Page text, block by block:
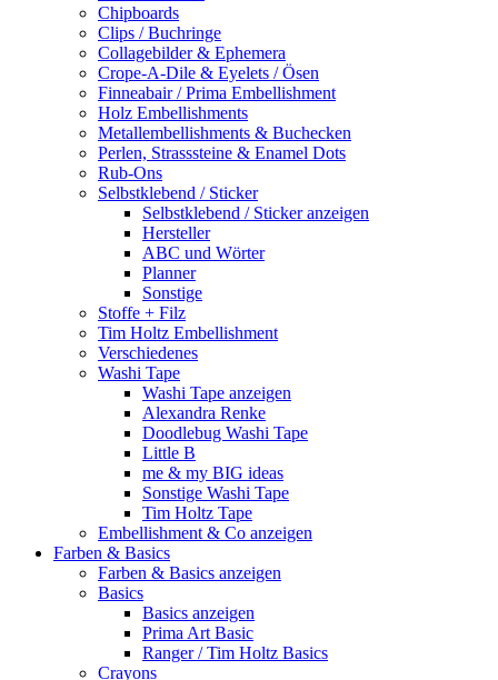
Chipboards
Clips / Buchringe
Collagebilder & Ephemera
Crope-A-Dile & Eyelets / Ösen
Finneabair / Prima Embellishment
Holz Embellishments
Metallembellishments & Buchecken
Perlen, Strasssteine & Enamel Dots
Rub-Ons
Selbstklebend / Sticker
Selbstklebend / Sticker anzeigen
Hersteller
ABC und Wörter
Planner
Sonstige
Stoffe + Filz
Tim Holtz Embellishment
Verschiedenes
Washi Tape
Washi Tape anzeigen
Alexandra Renke
Doodlebug Washi Tape
Little B
me & my BIG ideas
Sonstige Washi Tape
Tim Holtz Tape
Embellishment & Co anzeigen
Farben & Basics
Farben & Basics anzeigen
Basics
Basics anzeigen
Prima Art Basic
Ranger / Tim Holtz Basics
Crayons